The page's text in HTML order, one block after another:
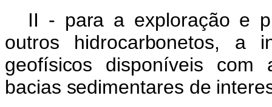
II - para a exploração e
outros hidrocarbonetos, a
geofísicos disponíveis com
bacias sedimentares de